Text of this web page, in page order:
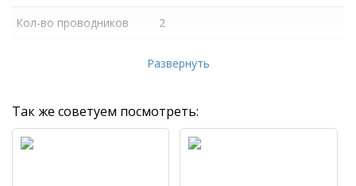
Кол-во проводников 2
Развернуть
Так же советуем посмотреть: